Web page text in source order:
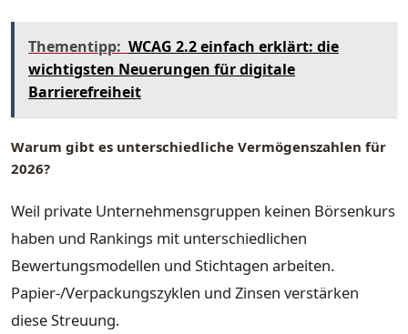
Thementipp: WCAG 2.2 einfach erklärt: die
wichtigsten Neuerungen für digitale
Barrierefreiheit
Warum gibt es unterschiedliche Vermögenszahlen für
2026?
Weil private Unternehmensgruppen keinen Börsenkurs
haben und Rankings mit unterschiedlichen
Bewertungsmodellen und Stichtagen arbeiten.
Papier-/Verpackungszyklen und Zinsen verstärken
diese Streuung.